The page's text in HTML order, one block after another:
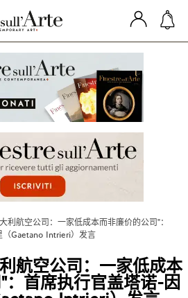
利航空公司：一家低成本而非廉价的公司"：
Gaetano Intrieri）发言
航空公司：一家低成本
：首席执行官盖塔诺-因